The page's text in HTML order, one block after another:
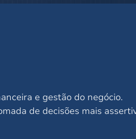
e gestão do negócio.
de decisões mais